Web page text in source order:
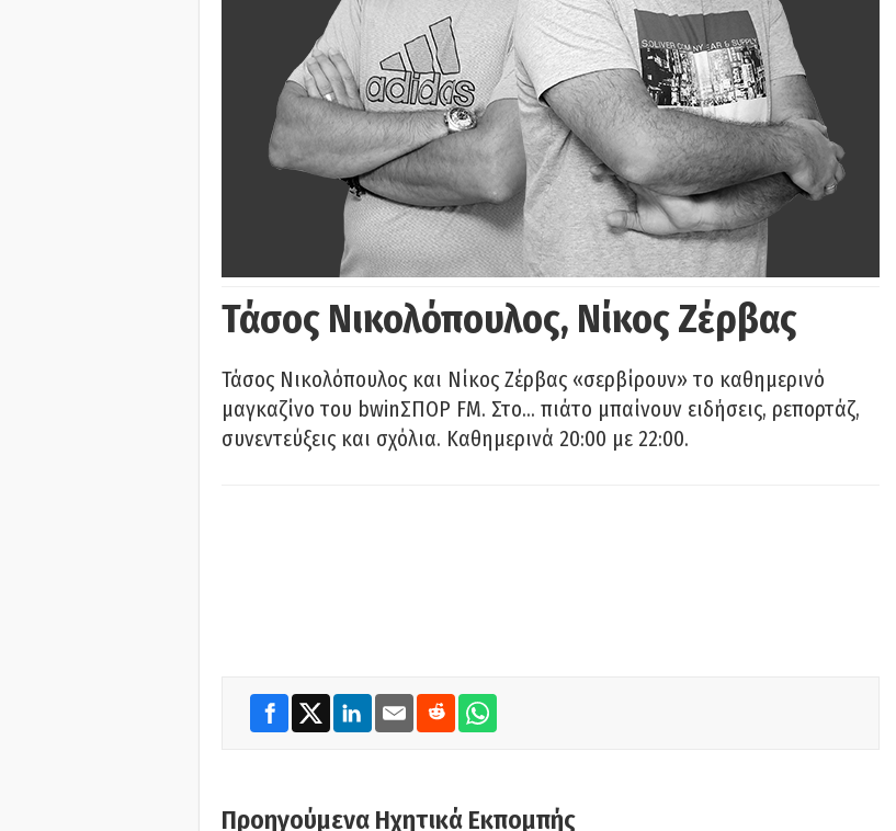
Τάσος Νικολόπουλος, Νίκος Ζέρβας
Τάσος Νικολόπουλος και Νίκος Ζέρβας «σερβίρουν» το καθημερινό
μαγκαζίνο του bwinΣΠΟΡ FM. Στο… πιάτο μπαίνουν ειδήσεις, ρεπορτάζ,
συνεντεύξεις και σχόλια. Καθημερινά 20:00 με 22:00.
Προηγούμενα Ηχητικά Εκπομπής